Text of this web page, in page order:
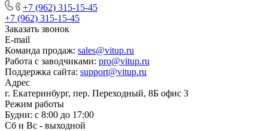
+7 (962) 315-15-45
+7 (962) 315-15-45
Заказать звонок
E-mail
Команда продаж: sales@vitup.ru
Работа с заводчиками: pro@vitup.ru
Поддержка сайта: support@vitup.ru
Адрес
г. Екатеринбург, пер. Переходный, 8Б офис 3
Режим работы
Будни: с 8:00 до 17:00
Сб и Вс - выходной